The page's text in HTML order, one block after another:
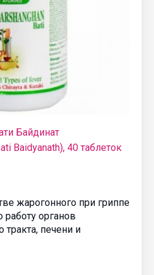
Байдинат
Baidyanath), 40 таблеток
жарогонного при гриппе
органов
печени и